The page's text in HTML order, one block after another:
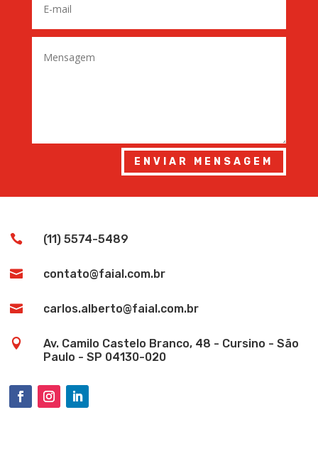
ENVIAR MENSAGEM
 (11) 5574-5489
 contato@faial.com.br
 carlos.alberto@faial.com.br

Av. Camilo Castelo Branco, 48 - Cursino - São
Paulo - SP 04130-020